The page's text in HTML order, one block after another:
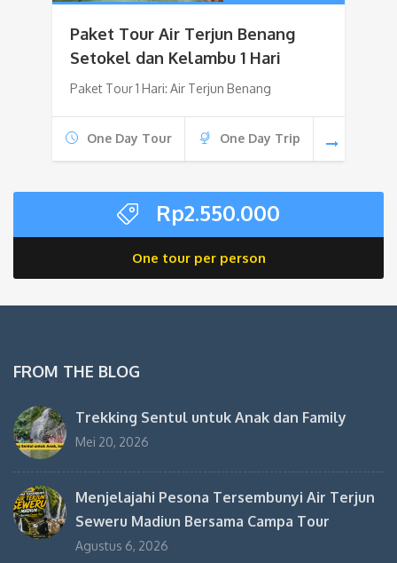
Paket Tour Air Terjun Benang
Setokel dan Kelambu 1 Hari
Paket Tour 1 Hari: Air Terjun Benang
One Day Tour One Day Trip
Rp2.550.000
One tour per person
FROM THE BLOG
Trekking Sentul untuk Anak dan Family
Mei 20, 2026
Menjelajahi Pesona Tersembunyi Air Terjun
Seweru Madiun Bersama Campa Tour
Agustus 6, 2026